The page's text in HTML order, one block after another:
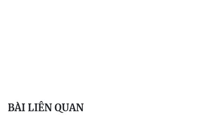
BÀI LIÊN QUAN